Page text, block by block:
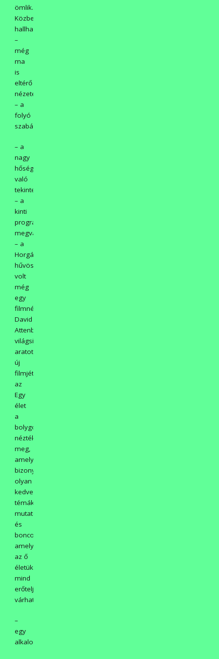
ömlik.
Közben
hallhattak
–
még
ma
is
eltérő
nézeteket
– a
folyó
szabályozásáról.
– a
nagy
hőségre
való
tekintettel
– a
kinti
programot
megváltoztatva
– a
Horgásztanya
hűvösében
volt
még
egy
filmnézés:
David
Attenborough
világsikert
aratott
új
filmjét
az
Egy
élet
a
bolygónkon
nézték
meg,
amely
bizony
olyan
kedvezőtlen
témákat
mutatott
és
boncolgatott,
amely
az ő
életükben
mind
erőteljesebben
várható.
–
egy
alkalommal